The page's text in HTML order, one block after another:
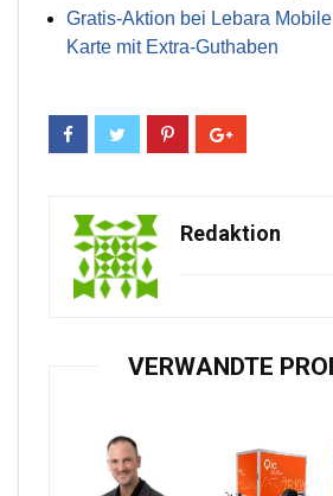
Gratis-Aktion bei Lebara
Karte mit Extra-Guthaben
Redaktion
VERWANDTE